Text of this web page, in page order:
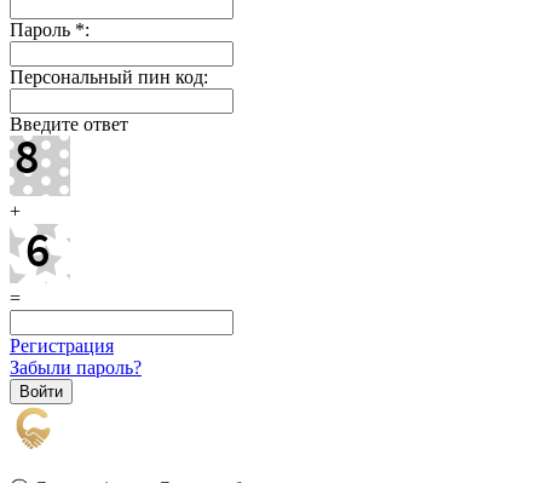
Пароль *:
Персональный пин код:
Введите ответ
+
=
Регистрация
Забыли пароль?